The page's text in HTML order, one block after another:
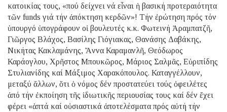
κατοικίας τους, «πού δείχνει νά εἶναι ἡ βασική προτεραιότητα
τῶν funds γιά τήν ἀπόκτηση κερδῶν»! Τήν ἐρώτηση πρός τόν
ὑπουργό ὑπογράφουν οἱ βουλευτές κ.κ. Φωτεινή Ἀραμπατζῆ,
Γιῶργος Βλάχος, Βασίλης Γιόγιακας, Θανάσης Δαβάκης,
Νικήτας Κακλαμάνης, Ἄννα Καραμανλῆ, Θεόδωρος
Καράογλου, Χρῆστος Μπουκῶρος, Μάριος Σαλμᾶς, Εὐριπίδης
Στυλιανίδης καί Μάξιμος Χαρακόπουλος. Καταγγέλλουν,
μεταξύ ἄλλων, ὅτι ὁ νόμος δέν προστατεύει τούς ὀφειλέτες
ἀπό τήν ἐκποίηση τῆς ἰδιωτικῆς περιουσίας τους καί δέν ἔχει
φέρει «ἁπτά καί οὐσιαστικά ἀποτελέσματα πρός αὐτή τήν